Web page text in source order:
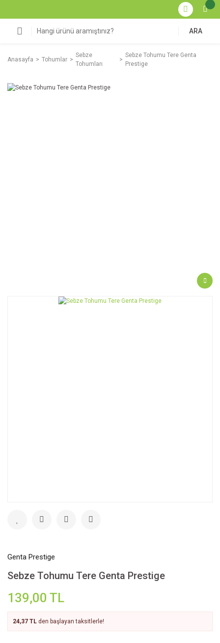
ARA
Anasayfa Tohumlar
Sebze
Tohumları
Sebze Tohumu Tere Genta
Prestige
Genta Prestige
Sebze Tohumu Tere Genta Prestige
139,00 TL
24,37 TL den başlayan taksitlerle!